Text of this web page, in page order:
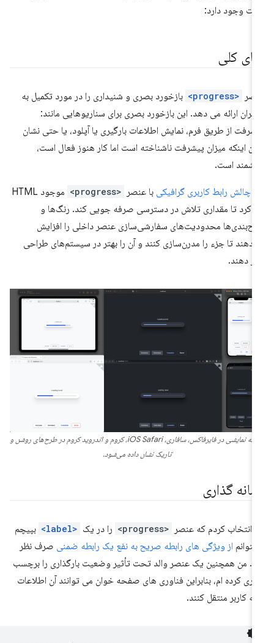
وجود دارد:
کلی
<progress>
بازخورد بصری و شنیداری را در مورد تکمیل به
ارائه می دهد. این بازخورد بصری برای سناریوهایی مانند:
از طریق فرم، نمایش اطلاعات بارگیری یا آپلود، یا حتی نشان
اینکه میزان پیشرفت ناشناخته است اما کار هنوز فعال است،
است.
چالش رابط کاربری گرافیکیبا عنصر <progress>
موجود HTML
کرد تا مقداری تلاش در دسترسی صرفه جویی کند. رنگ‌ها و
محدودیت‌های سفارشی‌سازی عنصر داخلی را افزایش
تا جزء را مدرن‌سازی کنند و آن را بهتر در سیستم‌های طراحی
دهند.
نسخه نمایشی در فایرفاکس، سافاری، iOS Safari، کروم و اندروید کروم در طرح‌های روشن و
تاریک نشان داده می‌شود.
گذاری
انتخاب کردم که عنصر <progress> را در یک <label>
بپیچم
بتوانماز ویژگی های رابطه صریح به نفع یک رابطه ضمنیصرف نظر
من همچنین یک عنصر والد تحت تأثیر وضعیت بارگذاری را برچسب
کرده ام، بنابراین فناوری های صفحه خوان می توانند آن اطلاعات
به کاربر منتقل کنند.